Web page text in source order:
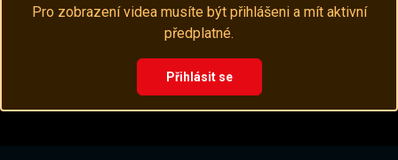
Pro zobrazení videa musíte být přihlášeni a mít aktivní
předplatné.
Přihlásit se